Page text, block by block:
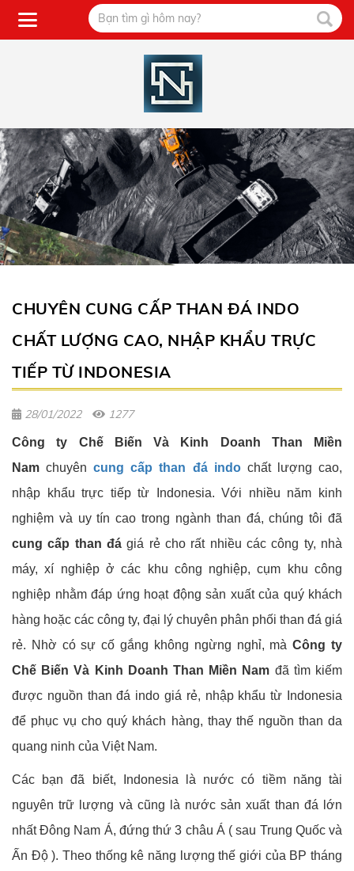
CHUYÊN CUNG CẤP THAN ĐÁ INDO
CHẤT LƯỢNG CAO, NHẬP KHẨU TRỰC
TIẾP TỪ INDONESIA
28/01/2022 1277
Công ty Chế Biến Và Kinh Doanh Than Miền
Nam chuyêncung cấp than đá indochất lượng cao,
nhập khẩu trực tiếp từ Indonesia. Với nhiều năm kinh
nghiệm và uy tín cao trong ngành than đá, chúng tôi đã
cung cấp than đá giá rẻ cho rất nhiều các công ty, nhà
máy, xí nghiệp ở các khu công nghiệp, cụm khu công
nghiệp nhằm đáp ứng hoạt động sản xuất của quý khách
hàng hoặc các công ty, đại lý chuyên phân phối than đá giá
rẻ. Nhờ có sự cố gắng không ngừng nghỉ, màCông ty
Chế Biến Và Kinh Doanh Than Miền Nam đã tìm kiếm
được nguồn than đá indo giá rẻ, nhập khẩu từ Indonesia
để phục vụ cho quý khách hàng, thay thế nguồn than da
quang ninh của Việt Nam.
Các bạn đã biết, Indonesia là nước có tiềm năng tài
nguyên trữ lượng và cũng là nước sản xuất than đá lớn
nhất Đông Nam Á, đứng thứ 3 châu Á ( sau Trung Quốc và
Ấn Độ ). Theo thống kê năng lượng thế giới của BP tháng